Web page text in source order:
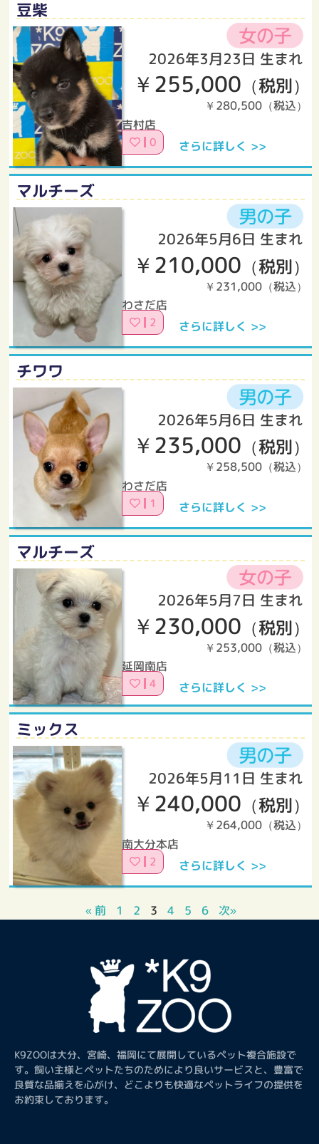
豆柴
2026年3月23日 生まれ
￥255,000 （税別）
￥280,500（税込）
吉村店
0 さらに詳しく >>
マルチーズ
2026年5月6日 生まれ
￥210,000 （税別）
￥231,000（税込）
わさだ店
2 さらに詳しく >>
チワワ
2026年5月6日 生まれ
￥235,000 （税別）
￥258,500（税込）
わさだ店
1 さらに詳しく >>
マルチーズ
2026年5月7日 生まれ
￥230,000 （税別）
￥253,000（税込）
延岡南店
4 さらに詳しく >>
ミックス
2026年5月11日 生まれ
￥240,000 （税別）
￥264,000（税込）
南大分本店
2 さらに詳しく >>
« 前 1 2 3 4 5 6 次»
K9ZOOは大分、宮崎、福岡にて展開しているペット複合施設で
す。飼い主様とペットたちのためにより良いサービスと、豊富で
良質な品揃えを心がけ、どこよりも快適なペットライフの提供を
お約束しております。